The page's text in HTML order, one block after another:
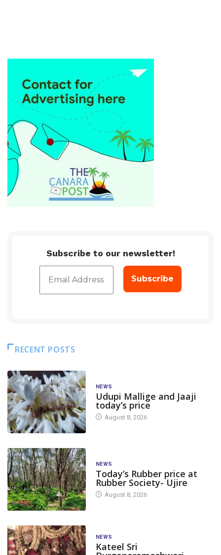
Subscribe to our newsletter!
RECENT POSTS
NEWS
Udupi Mallige and Jaaji
today’s price
August 8, 2026
NEWS
Today’s Rubber price at
Rubber Society- Ujire
August 8, 2026
NEWS
Kateel Sri